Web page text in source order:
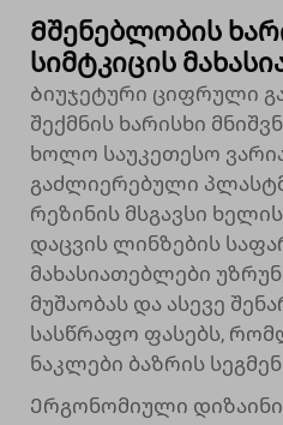
Მშენებლობის
სიმტკიცის
Ბიუჯეტური ციფრული
შექმნის ხარისხი
ხოლო საუკეთესო
გაძლიერებული
რეზინის მსგავსი
დაცვის ლინზების
მახასიათებლები
მუშაობას და ასევე
სასწრაფო ფასებს,
ნაკლები ბაზრის
Ერგონომიული